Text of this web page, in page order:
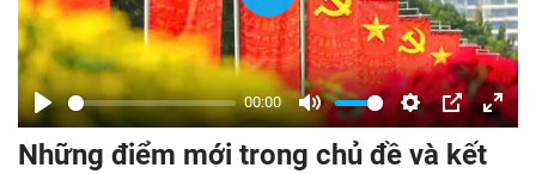
Play
00:00
Mute Settings
PIP Enter
Play
Những điểm mới trong chủ đề và kết